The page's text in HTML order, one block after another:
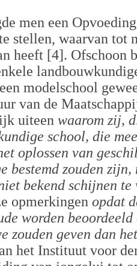
men een
stellen, waarvan tot
heeft [4]. Ofschoon
modelschool
van de
uiteen waarom zij,
school, die
oplossen van
bestemd zouden
bekend schijnen te
opmerkingen opdat
worden
zouden geven dan
het Instituut voor